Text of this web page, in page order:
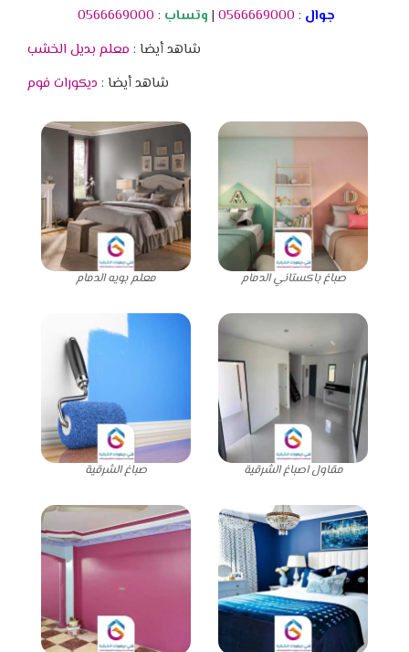
جوال :
0566669000
| وتساب :
0566669000
شاهد أيضا : معلم بديل الخشب
شاهد أيضا : ديكورات فوم
صباغ باكستاني الدمام معلم بويه الدمام
مقاول اصباغ الشرقية صباغ الشرقية